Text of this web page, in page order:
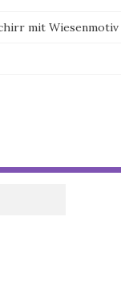
mit Wiesenmotiv